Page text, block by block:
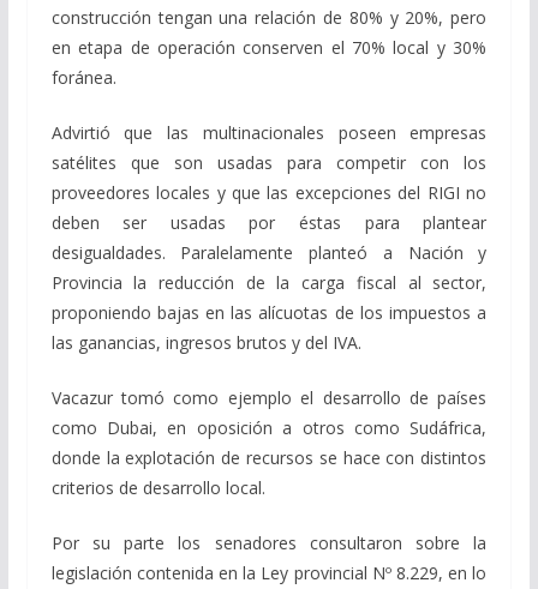
construcción tengan una relación de 80% y 20%, pero
en etapa de operación conserven el 70% local y 30%
foránea.
Advirtió que las multinacionales poseen empresas
satélites que son usadas para competir con los
proveedores locales y que las excepciones del RIGI no
deben ser usadas por éstas para plantear
desigualdades. Paralelamente planteó a Nación y
Provincia la reducción de la carga fiscal al sector,
proponiendo bajas en las alícuotas de los impuestos a
las ganancias, ingresos brutos y del IVA.
Vacazur tomó como ejemplo el desarrollo de países
como Dubai, en oposición a otros como Sudáfrica,
donde la explotación de recursos se hace con distintos
criterios de desarrollo local.
Por su parte los senadores consultaron sobre la
legislación contenida en la Ley provincial Nº 8.229, en lo